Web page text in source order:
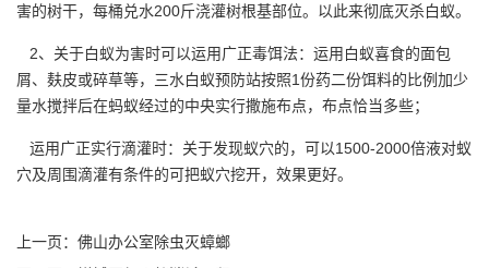
害的树干，每桶兑水200斤浇灌树根基部位。以此来彻底灭杀白蚁。
2、关于白蚁为害时可以运用广正毒饵法：运用白蚁喜食的面包
屑、麸皮或碎草等，三水白蚁预防站按照1份药二份饵料的比例加少
量水搅拌后在蚂蚁经过的中央实行撒施布点，布点恰当多些；
运用广正实行滴灌时：关于发现蚁穴的，可以1500-2000倍液对蚁
穴及周围滴灌有条件的可把蚁穴挖开，效果更好。
上一页： 佛山办公室除虫灭蟑螂